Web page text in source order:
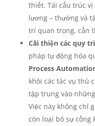
thiết. Tái cấu trúc
lương – thưởng và
trí quan trọng, cần
Cải thiện các quy
pháp tự động hóa
Process
khỏi các tác vụ thủ
tập trung vào
Việc này không chỉ
còn loại bỏ sự cồng